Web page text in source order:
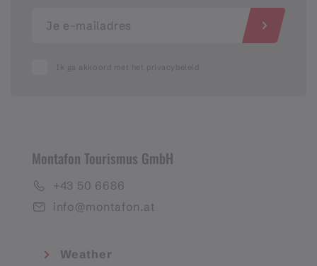
Ik ga akkoord met het privacybeleid
Montafon Tourismus GmbH
+43 50 6686
info@montafon.at
Weather